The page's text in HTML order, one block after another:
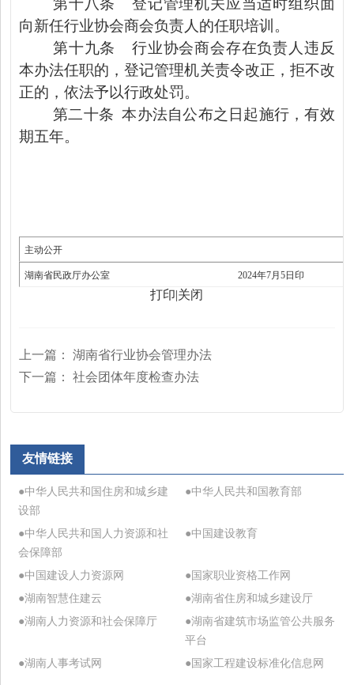
第十八条
登记管理机关应当适时组织面
向新任行业协会商会负责人的任职培训。
第十九条
行业协会商会存在负责人违反
本办法任职的，登记管理机关责令改正，拒不改
正的，依法予以行政处罚。
第二十条 本办法自公布之日起施行，有效
期五年。
主动公开
湖南省民政厅办公室 2024年7月5日印
打印|关闭
上一篇：
湖南省行业协会管理办法
下一篇：
社会团体年度检查办法
友情链接
●中华人民共和国住房和城乡建
设部
●中华人民共和国教育部
●中华人民共和国人力资源和社
会保障部
●中国建设教育
●中国建设人力资源网
●国家职业资格工作网
●湖南智慧住建云
●湖南省住房和城乡建设厅
●湖南人力资源和社会保障厅
●湖南省建筑市场监管公共服务
平台
●湖南人事考试网
●国家工程建设标准化信息网